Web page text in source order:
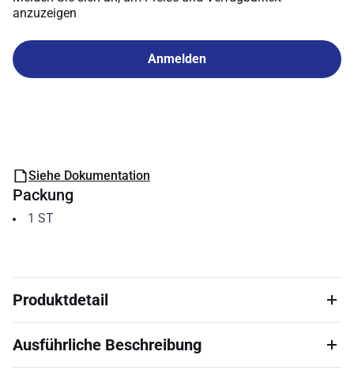
anzuzeigen
Anmelden
Siehe Dokumentation
Packung
1 ST
Produktdetail
Ausführliche Beschreibung